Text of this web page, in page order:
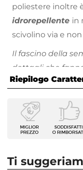
poliestere inoltre
idrorepellente in
scivolino via e
Il fascino della
dettagli che
Con il suolook
tutti gli stili di
accessorio
o di una seduta,
Riepilogo
Caratteristiche
Tipologia
Cuscino
Rettangolare
Ti